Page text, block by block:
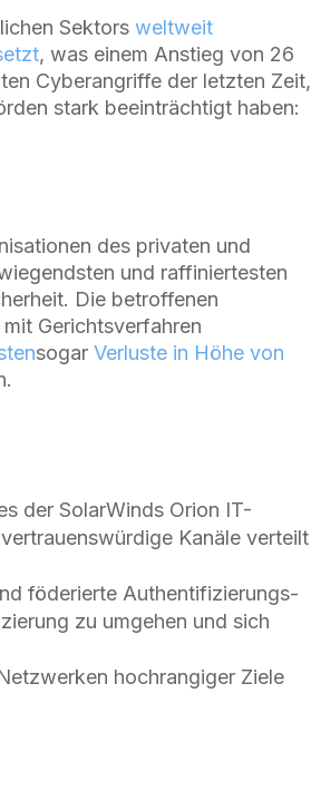
Sektors weltweit
, was einem Anstieg von 26
Cyberangriffe der letzten Zeit,
stark beeinträchtigt haben:
des privaten und
und raffiniertesten
Die betroffenen
Gerichtsverfahren
sogar Verluste in Höhe von
der SolarWinds Orion IT-
Kanäle verteilt
föderierte Authentifizierungs-
zu umgehen und sich
hochrangiger Ziele